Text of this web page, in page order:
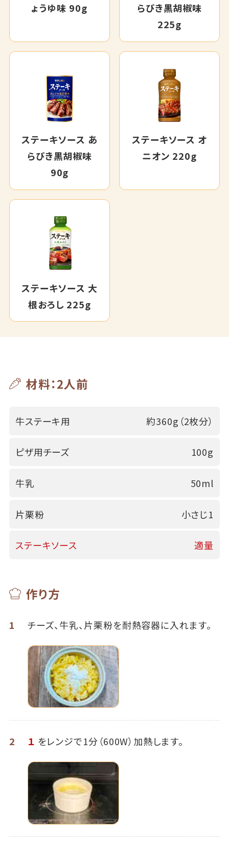
ょうゆ味 90g
らびき黒胡椒味
225g
ステーキソース あ
らびき黒胡椒味
90g
ステーキソース オ
ニオン 220g
ステーキソース 大
根おろし 225g
材料：2人前
牛ステーキ用 約360g（2枚分）
ピザ用チーズ 100g
牛乳 50ml
片栗粉 小さじ1
ステーキソース 適量
作り方
1 チーズ、牛乳、片栗粉を耐熱容器に入れます。
2 １ をレンジで1分（600W）加熱します。